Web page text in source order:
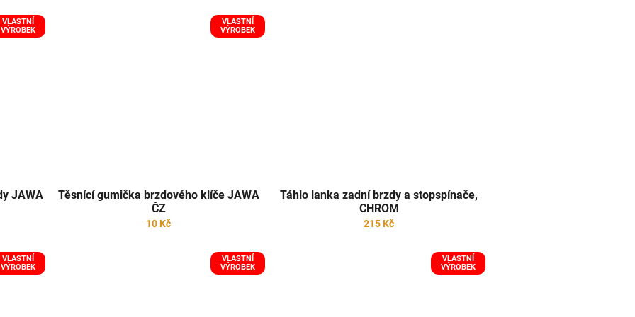
VLASTNÍ
VÝROBEK
JAWA
VLASTNÍ
VÝROBEK
Těsnící gumička brzdového klíče JAWA
ČZ
10 Kč
Táhlo lanka zadní brzdy a stopspínače,
CHROM
215 Kč
VLASTNÍ
VÝROBEK
VLASTNÍ
VÝROBEK
VLASTNÍ
VÝROBEK